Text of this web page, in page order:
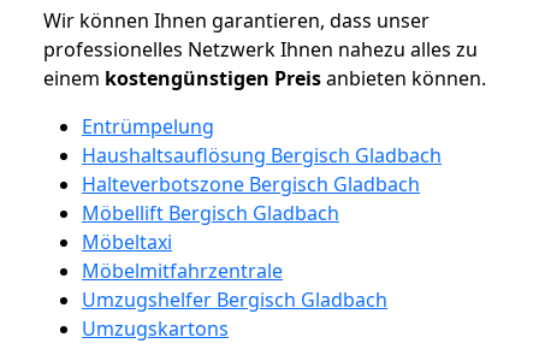
Wir können Ihnen garantieren, dass unser
professionelles Netzwerk Ihnen nahezu alles zu
einem kostengünstigen Preisanbieten können.
Entrümpelung
Haushaltsauflösung Bergisch Gladbach
Halteverbotszone Bergisch Gladbach
Möbellift Bergisch Gladbach
Möbeltaxi
Möbelmitfahrzentrale
Umzugshelfer Bergisch Gladbach
Umzugskartons